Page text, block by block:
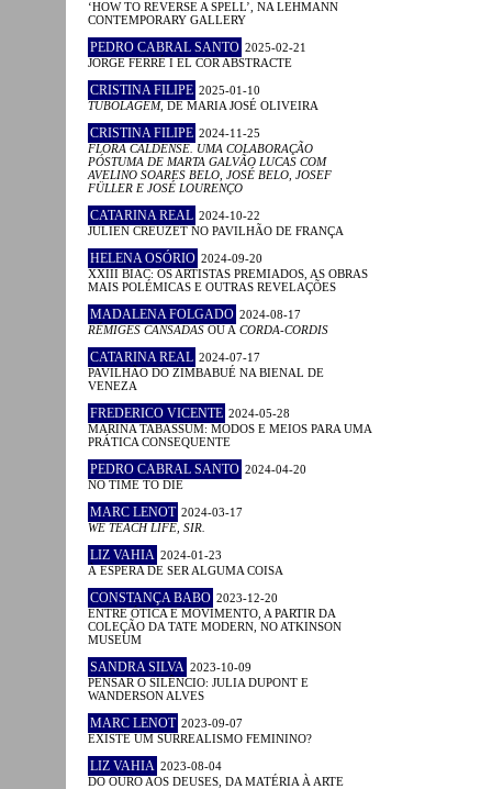
‘HOW TO REVERSE A SPELL’, NA LEHMANN
CONTEMPORARY GALLERY
PEDRO CABRAL SANTO 2025-02-21
JORGE FERRÉ I EL COR ABSTRACTE
CRISTINA FILIPE 2025-01-10
TUBOLAGEM, DE MARIA JOSÉ OLIVEIRA
CRISTINA FILIPE 2024-11-25
FLORA CALDENSE. UMA COLABORAÇÃO
PÓSTUMA DE MARTA GALVÃO LUCAS COM
AVELINO SOARES BELO, JOSÉ BELO, JOSEF
FÜLLER E JOSÉ LOURENÇO
CATARINA REAL 2024-10-22
JULIEN CREUZET NO PAVILHÃO DE FRANÇA
HELENA OSÓRIO 2024-09-20
XXIII BIAC: OS ARTISTAS PREMIADOS, AS OBRAS
MAIS POLÉMICAS E OUTRAS REVELAÇÕES
MADALENA FOLGADO 2024-08-17
RÉMIGES CANSADAS OU A CORDA-CORDIS
CATARINA REAL 2024-07-17
PAVILHÃO DO ZIMBABUÉ NA BIENAL DE
VENEZA
FREDERICO VICENTE 2024-05-28
MARINA TABASSUM: MODOS E MEIOS PARA UMA
PRÁTICA CONSEQUENTE
PEDRO CABRAL SANTO 2024-04-20
NO TIME TO DIE
MARC LENOT 2024-03-17
WE TEACH LIFE, SIR.
LIZ VAHIA 2024-01-23
À ESPERA DE SER ALGUMA COISA
CONSTANÇA BABO 2023-12-20
ENTRE ÓTICA E MOVIMENTO, A PARTIR DA
COLEÇÃO DA TATE MODERN, NO ATKINSON
MUSEUM
SANDRA SILVA 2023-10-09
PENSAR O SILÊNCIO: JULIA DUPONT E
WANDERSON ALVES
MARC LENOT 2023-09-07
EXISTE UM SURREALISMO FEMININO?
LIZ VAHIA 2023-08-04
DO OURO AOS DEUSES, DA MATÉRIA À ARTE